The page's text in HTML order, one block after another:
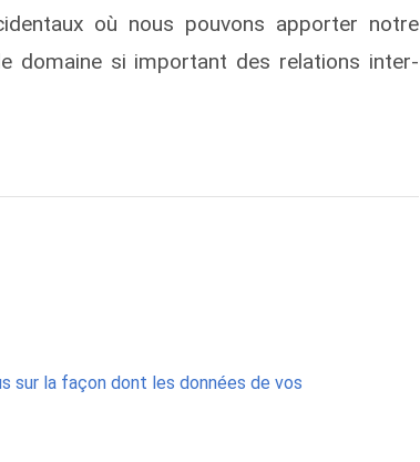
où nous pouvons apporter notre
domaine si important des relations inter-
sur la façon dont les données de vos